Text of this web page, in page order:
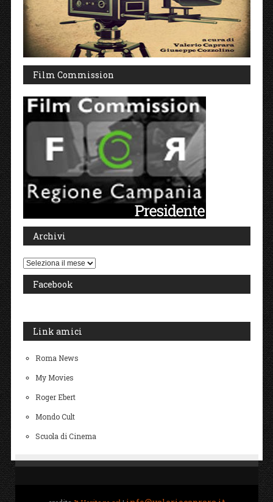
Film Commission
Archivi
Archivi
Facebook
Link amici
Roma News
My Movies
Roger Ebert
Mondo Cult
Scuola di Cinema